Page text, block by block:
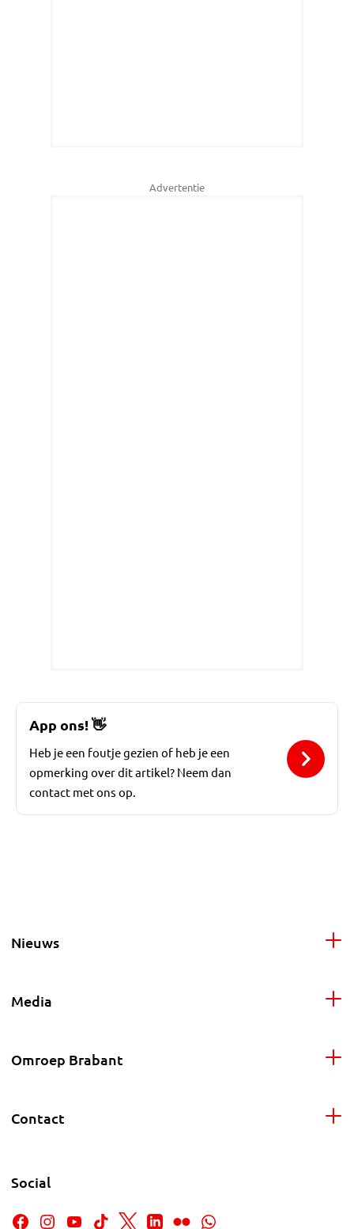
Advertentie
App ons!👋
Heb je een foutje gezien of heb je een
opmerking over dit artikel? Neem dan
contact met ons op.
Nieuws
Media
Omroep Brabant
Contact
Social